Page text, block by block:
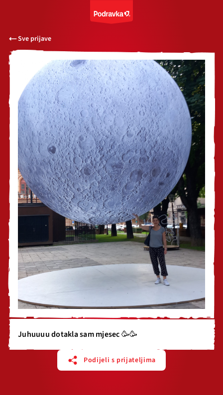
Sve prijave
Juhuuuu dotakla sam mjesec 🥳🥳
Podijeli s prijateljima